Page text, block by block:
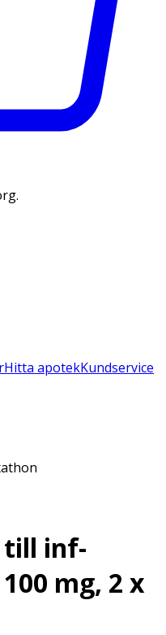
Hitta apotekKundservice
till inf-
mg, 2 x